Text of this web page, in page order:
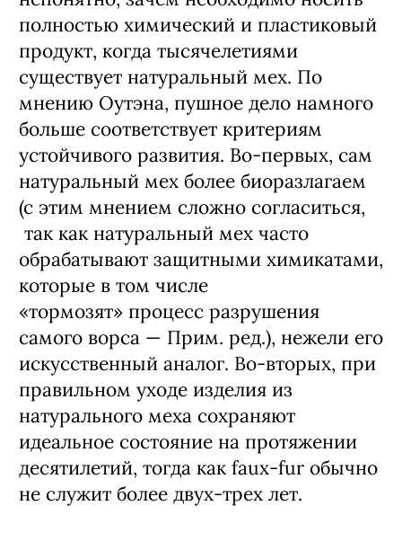
полностью химический и пластиковый
продукт, когда тысячелетиями
существует натуральный мех. По
мнению Оутэна, пушное дело намного
больше соответствует критериям
устойчивого развития. Во-первых, сам
натуральный мех более биоразлагаем
(с этим мнением сложно согласиться,
так как натуральный мех часто
обрабатывают защитными химикатами,
которые в том числе
«тормозят» процесс разрушения
самого ворса — Прим. ред.), нежели его
искусственный аналог. Во-вторых, при
правильном уходе изделия из
натурального меха сохраняют
идеальное состояние на протяжении
десятилетий, тогда как faux-fur обычно
не служит более двух-трех лет.